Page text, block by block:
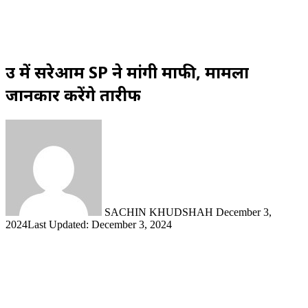
उप्र में सरेआम SP ने मांगी माफी, मामला
जानकार करेंगे तारीफ
SACHIN KHUDSHAH December 3,
2024Last Updated: December 3, 2024